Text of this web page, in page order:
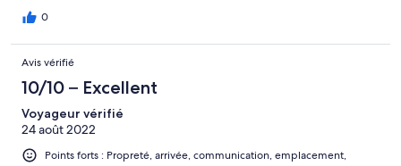
0
Avis vérifié
10/10 – Excellent
Voyageur vérifié
24 août 2022
Points forts : Propreté, arrivée, communication, emplacement,